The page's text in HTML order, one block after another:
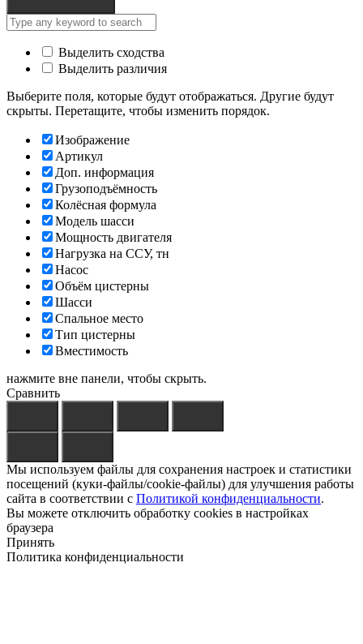
Выделить сходства
Выделить различия
Выберите поля, которые будут отображаться. Другие будут
скрыты. Перетащите, чтобы изменить порядок.
Изображение
Артикул
Доп. информация
Грузоподъёмность
Колёсная формула
Модель шасси
Мощность двигателя
Нагрузка на ССУ, тн
Насос
Объём цистерны
Шасси
Спальное место
Тип цистерны
Вместимость
нажмите вне панели, чтобы скрыть.
Сравнить
Мы используем файлы для сохранения настроек и статистики
посещений (куки-файлы/cookie-файлы) для улучшения работы
сайта в соответствии с Политикой конфиденциальности.
Вы можете отключить обработку cookies в настройках
браузера
Принять
Политика конфиденциальности